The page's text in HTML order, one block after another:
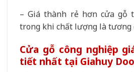
– Giá thành rẻ hơn cửa gỗ
trong khi chất lượng là tương
Cửa gỗ công nghiệp
tiết nhất tại Giahuy